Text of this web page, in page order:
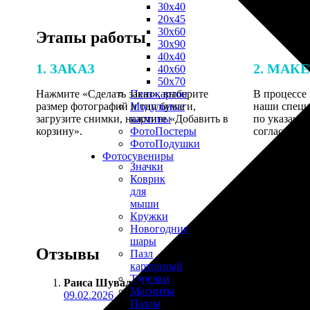
30х40
20х45
30х60
30х90
40х40
40х60
50х70
Пенокартон
Модульные
картины
ФотоПостеры
ФотоПодушки
Фотоcувениры
Значки
Коврик
для
мыши
Кружки
Новогодние
шары
Пазл
картонный
Тарелки
Магниты
Пазлы
Этапы работы
1. ЗАКАЗ
Нажмите «Сделать заказ», выберите
размер фотографий и тип бумаги,
загрузите снимки, нажмите «Добавить в
корзину».
2.
В процессе
наши
по
Отзывы
Раиса Шувалова :
09.02.2026